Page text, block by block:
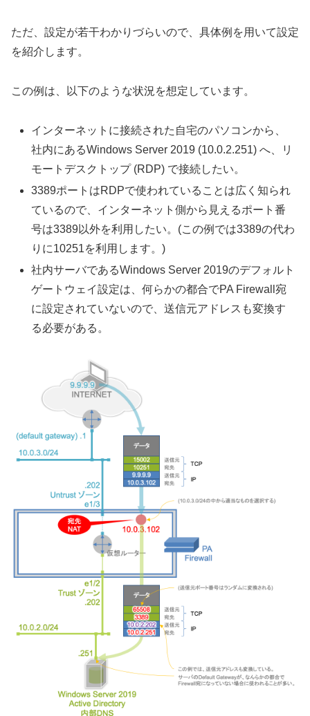
ただ、設定が若干わかりづらいので、具体例を用いて設定
を紹介します。
この例は、以下のような状況を想定しています。
インターネットに接続された自宅のパソコンから、
社内にあるWindows Server 2019 (10.0.2.251) へ、リ
モートデスクトップ (RDP) で接続したい。
3389ポートはRDPで使われていることは広く知られ
ているので、インターネット側から見えるポート番
号は3389以外を利用したい。(この例では3389の代わ
りに10251を利用します。)
社内サーバであるWindows Server 2019のデフォルト
ゲートウェイ設定は、何らかの都合でPA Firewall宛
に設定されていないので、送信元アドレスも変換す
る必要がある。